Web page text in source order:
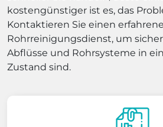
kostengünstiger ist es, das
Kontaktieren Sie einen
Rohrreinigungsdienst, um
Abflüsse und Rohrsysteme in
Zustand sind.